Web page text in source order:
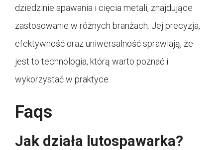
dziedzinie spawania i cięcia metali, znajdujące
zastosowanie w różnych branżach. Jej precyzja,
efektywność oraz uniwersalność sprawiają, że
jest to technologia, którą warto poznać i
wykorzystać w praktyce.
Faqs
Jak działa lutospawarka?